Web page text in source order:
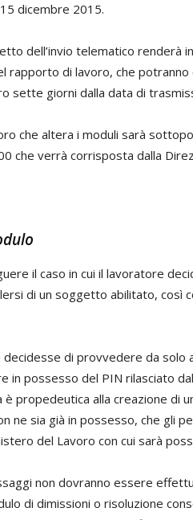
dicembre 2015.
dell’invio telematico renderà
rapporto di lavoro, che
sette giorni dalla data di
che altera i moduli sarà
che verrà corrisposta dalla
il caso in cui il lavoratore
di un soggetto abilitato, così
di provvedere da solo
in possesso del PIN rilasciato
propedeutica alla creazione di
ne sia già in possesso, che gli
del Lavoro con cui sarà
non dovranno essere
di dimissioni o risoluzione